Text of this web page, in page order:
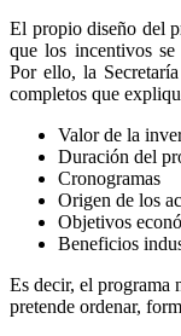
El propio diseño del
que los incentivos se
Por ello, la
completos que
Valor de la
Duración del
Cronogramas
Origen de los
Objetivos
Beneficios
Es decir, el programa
pretende ordenar,